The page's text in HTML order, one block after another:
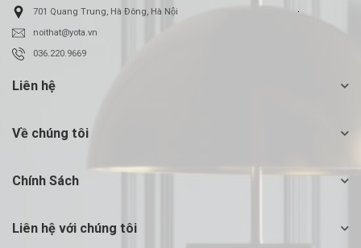
701 Quang Trung, Hà Đông, Hà Nội
noithat@yota.vn
036.220.9669
Liên hệ
Về chúng tôi
Chính Sách
Liên hệ với chúng tôi